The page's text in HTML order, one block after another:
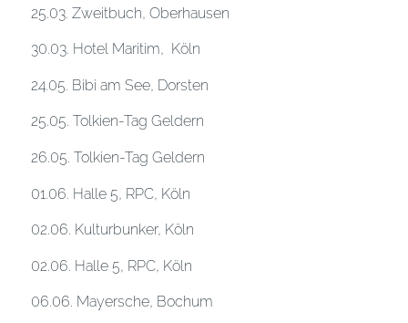
25.03. Zweitbuch, Oberhausen
30.03. Hotel Maritim, Köln
24.05. Bibi am See, Dorsten
25.05. Tolkien-Tag Geldern
26.05. Tolkien-Tag Geldern
01.06. Halle 5, RPC, Köln
02.06. Kulturbunker, Köln
02.06. Halle 5, RPC, Köln
06.06. Mayersche, Bochum